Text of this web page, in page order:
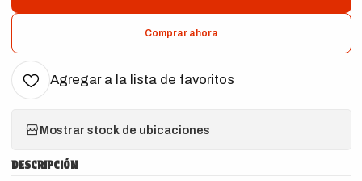
Comprar ahora
Agregar a la lista de favoritos
Mostrar stock de ubicaciones
DESCRIPCIÓN